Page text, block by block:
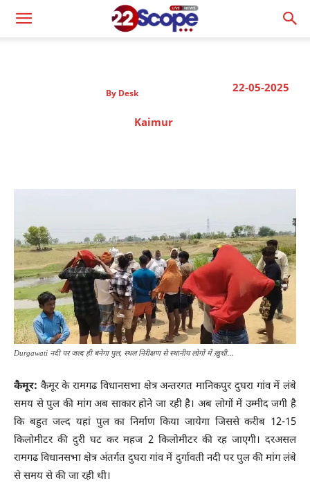
22-05-2025
By Desk
Kaimur
Durgawati नदी पर जल्द ही बनेगा पुल, स्थल निरीक्षण से स्थानीय लोगों में ख़ुशी...
कैमूर: कैमूर के रामगढ विधानसभा क्षेत्र अन्तरगत मानिकपुर दुघरा गांव में लंबे
समय से पुल की मांग अब साकार होने जा रही है। अब लोगों में उम्मीद जगी है
कि बहुत जल्द यहां पुल का निर्माण किया जायेगा जिससे करीब 12-15
किलोमीटर की दुरी घट कर महज 2 किलोमीटर की रह जाएगी। दरअसल
रामगढ विधानसभा क्षेत्र अंतर्गत दुघरा गांव में दुर्गावती नदी पर पुल की मांग लंबे
से समय से की जा रही थी।